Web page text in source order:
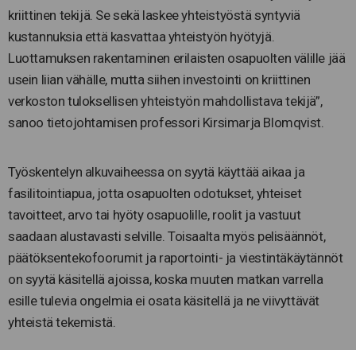
kriittinen tekijä. Se sekä laskee yhteistyöstä syntyviä
kustannuksia että kasvattaa yhteistyön hyötyjä.
Luottamuksen rakentaminen erilaisten osapuolten välille jää
usein liian vähälle, mutta siihen investointi on kriittinen
verkoston tuloksellisen yhteistyön mahdollistava tekijä”,
sanoo tietojohtamisen professori Kirsimarja Blomqvist.
Työskentelyn alkuvaiheessa on syytä käyttää aikaa ja
fasilitointiapua, jotta osapuolten odotukset, yhteiset
tavoitteet, arvo tai hyöty osapuolille, roolit ja vastuut
saadaan alustavasti selville. Toisaalta myös pelisäännöt,
päätöksentekofoorumit ja raportointi- ja viestintäkäytännöt
on syytä käsitellä ajoissa, koska muuten matkan varrella
esille tulevia ongelmia ei osata käsitellä ja ne viivyttävät
yhteistä tekemistä.